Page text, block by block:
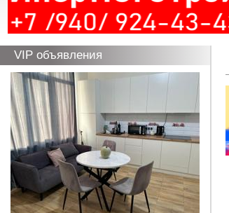
VIP объявления